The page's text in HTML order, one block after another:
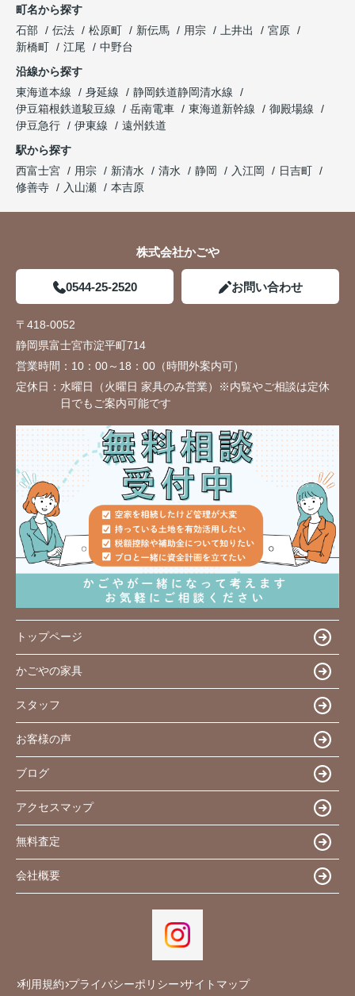
町名から探す
石部
伝法 松原町 新伝馬 用宗 上井出
宮原
新橋町
江尾
中野台
沿線から探す
東海道本線
身延線
静岡鉄道静岡清水線
伊豆箱根鉄道駿豆線
岳南電車 東海道新幹線
御殿場線
伊豆急行
伊東線
遠州鉄道
駅から探す
西富士宮
用宗 新清水 清水 静岡 入江岡
日吉町
修善寺
入山瀬 本吉原
株式会社かごや
0544-25-2520 お問い合わせ
〒418-0052
静岡県富士宮市淀平町714
営業時間： 10：00～18：00（時間外案内可）
定休日： 水曜日（火曜日 家具のみ営業）※内覧やご相談は定休
日でもご案内可能です
トップページ
かごやの家具
スタッフ
お客様の声
ブログ
アクセスマップ
無料査定
会社概要
利用規約 プライバシーポリシー サイトマップ